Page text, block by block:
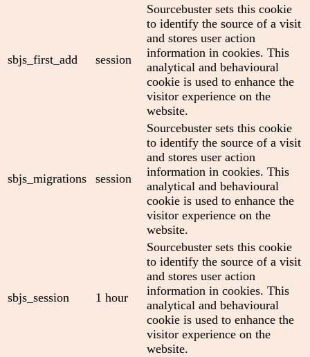
sbjs_first_add session
Sourcebuster sets this cookie
to identify the source of a visit
and stores user action
information in cookies. This
analytical and behavioural
cookie is used to enhance the
visitor experience on the
website.
sbjs_migrations session
Sourcebuster sets this cookie
to identify the source of a visit
and stores user action
information in cookies. This
analytical and behavioural
cookie is used to enhance the
visitor experience on the
website.
sbjs_session 1 hour
Sourcebuster sets this cookie
to identify the source of a visit
and stores user action
information in cookies. This
analytical and behavioural
cookie is used to enhance the
visitor experience on the
website.